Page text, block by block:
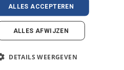
ALLES ACCEPTEREN
ALLES AFWIJZEN
DETAILS WEERGEVEN